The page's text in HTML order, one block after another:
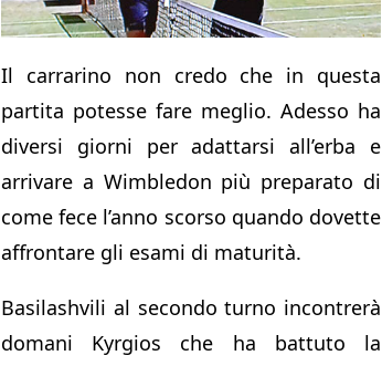
Il carrarino non credo che in questa
partita potesse fare meglio. Adesso ha
diversi giorni per adattarsi all’erba e
arrivare a Wimbledon più preparato di
come fece l’anno scorso quando dovette
affrontare gli esami di maturità.
Basilashvili al secondo turno incontrerà
domani Kyrgios che ha battuto la